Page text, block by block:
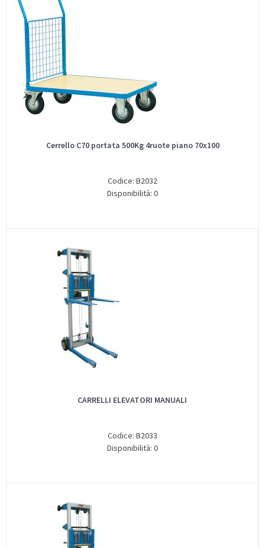
Cerrello C70 portata 500Kg 4ruote piano 70x100
Codice: B2032
Disponibilità: 0
CARRELLI ELEVATORI MANUALI
Codice: B2033
Disponibilità: 0